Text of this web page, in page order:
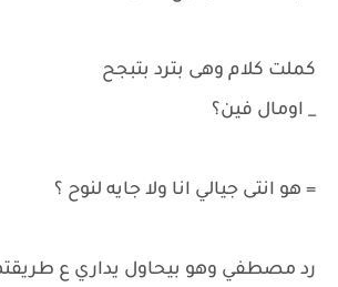
كملت كلام وهى بترد بتبجح
_ اومال فين؟
= هو انتى جيالي انا ولا جايه لنوح ؟
رد مصطفي وهو بيحاول يداري ع